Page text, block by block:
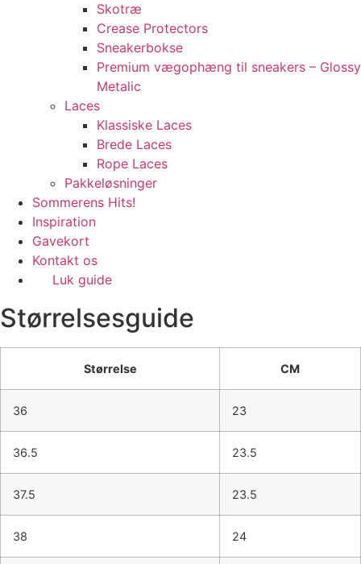
Skotræ
Crease Protectors
Sneakerbokse
Premium vægophæng til sneakers – Glossy
Metalic
Laces
Klassiske Laces
Brede Laces
Rope Laces
Pakkeløsninger
Sommerens Hits!
Inspiration
Gavekort
Kontakt os
Luk guide
Størrelsesguide
Størrelse CM
36 23
36.5 23.5
37.5 23.5
38 24